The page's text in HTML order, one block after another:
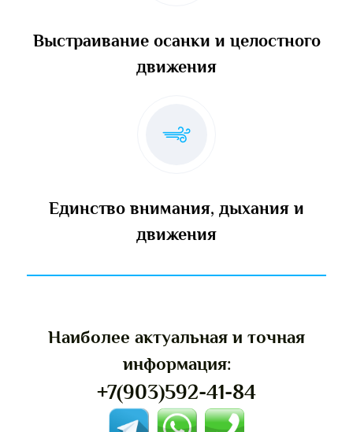
Выстраивание осанки и целостного
движения
Единство внимания, дыхания и
движения
Наиболее актуальная и точная
информация:
+7(903)592-41-84